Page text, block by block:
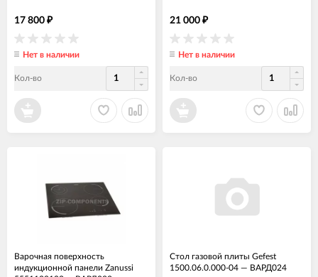
17 800 ₽
Нет в наличии
Кол-во
21 000 ₽
Нет в наличии
Кол-во
Варочная поверхность
индукционной панели Zanussi
Стол газовой плиты Gefest
1500.06.0.000-04 — ВАРД024